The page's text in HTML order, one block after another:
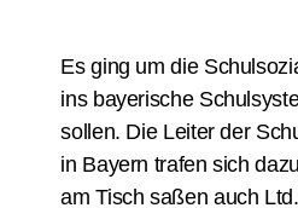
Es ging um die
ins bayerische
sollen. Die Leiter der
in Bayern trafen sich
am Tisch saßen auch